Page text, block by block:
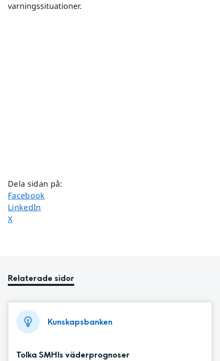
varningssituationer.
Dela sidan på:
Dela sidan på
Facebook
Dela sidan på
LinkedIn
Dela sidan på
X
Relaterade sidor
Kunskapsbanken
Tolka SMHIs väderprognoser